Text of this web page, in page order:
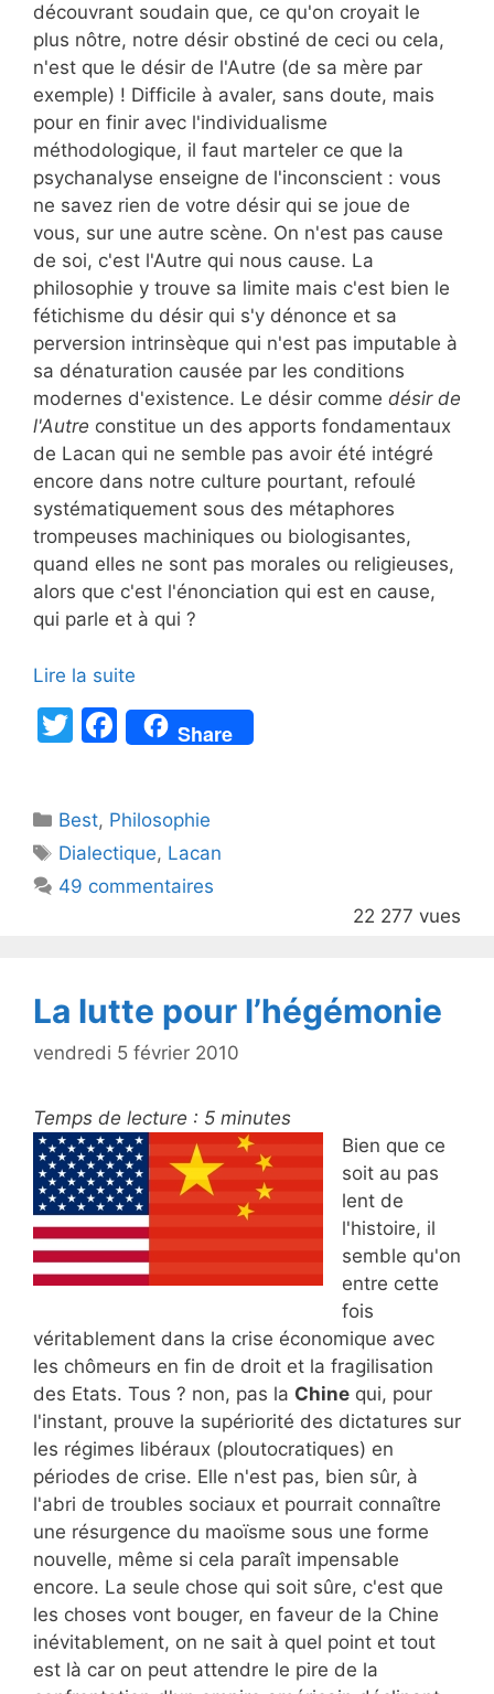
découvrant soudain que, ce qu'on croyait le
plus nôtre, notre désir obstiné de ceci ou cela,
n'est que le désir de l'Autre (de sa mère par
exemple) ! Difficile à avaler, sans doute, mais
pour en finir avec l'individualisme
méthodologique, il faut marteler ce que la
psychanalyse enseigne de l'inconscient : vous
ne savez rien de votre désir qui se joue de
vous, sur une autre scène. On n'est pas cause
de soi, c'est l'Autre qui nous cause. La
philosophie y trouve sa limite mais c'est bien le
fétichisme du désir qui s'y dénonce et sa
perversion intrinsèque qui n'est pas imputable à
sa dénaturation causée par les conditions
modernes d'existence. Le désir comme désir de
l'Autre constitue un des apports fondamentaux
de Lacan qui ne semble pas avoir été intégré
encore dans notre culture pourtant, refoulé
systématiquement sous des métaphores
trompeuses machiniques ou biologisantes,
quand elles ne sont pas morales ou religieuses,
alors que c'est l'énonciation qui est en cause,
qui parle et à qui ?
Lire la suite
T
er
F
a
e
b
o
Share
Catégories
Best, Philosophie
Étiquettes
Dialectique, Lacan
49 commentaires
22 277 vues
La lutte pour l’hégémonie
vendredi 5 février 2010
Temps de lecture : 5 minutes
Bien que ce
soit au pas
lent de
l'histoire, il
semble qu'on
entre cette
fois
véritablement dans la crise économique avec
les chômeurs en fin de droit et la fragilisation
des Etats. Tous ? non, pas la Chine qui, pour
l'instant, prouve la supériorité des dictatures sur
les régimes libéraux (ploutocratiques) en
périodes de crise. Elle n'est pas, bien sûr, à
l'abri de troubles sociaux et pourrait connaître
une résurgence du maoïsme sous une forme
nouvelle, même si cela paraît impensable
encore. La seule chose qui soit sûre, c'est que
les choses vont bouger, en faveur de la Chine
inévitablement, on ne sait à quel point et tout
est là car on peut attendre le pire de la